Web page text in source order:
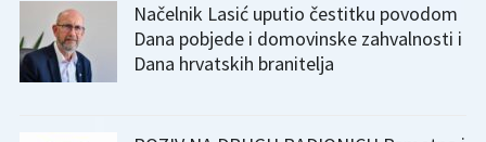
Načelnik Lasić uputio čestitku povodom
Dana pobjede i domovinske zahvalnosti i
Dana hrvatskih branitelja